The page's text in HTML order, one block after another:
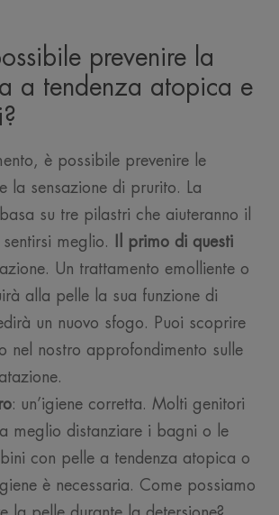
prevenire la
a tendenza atopica e
è possibile prevenire le
la sensazione di prurito. La
su tre pilastri che aiuteranno il
meglio.
Il primo di questi
Un trattamento emolliente o
alla pelle la sua funzione di
un nuovo sfogo. Puoi scoprire
nel nostro approfondimento sulle
: un’igiene corretta. Molti genitori
meglio distanziare i bagni o le
con pelle a tendenza atopica o
è necessaria. Come possiamo